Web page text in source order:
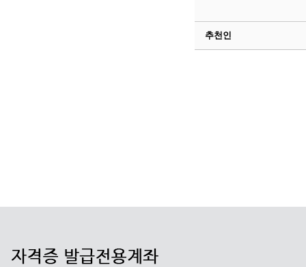
추천인